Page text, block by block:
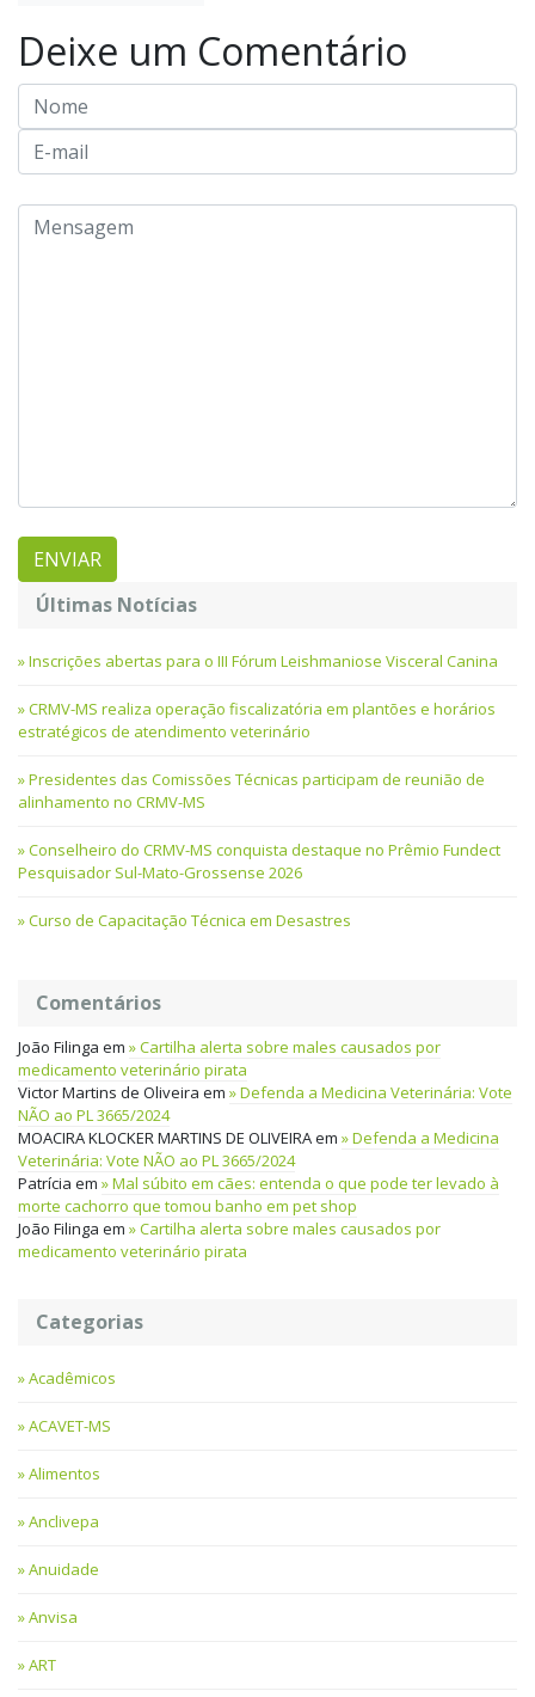
Deixe um Comentário
Últimas Notícias
Inscrições abertas para o III Fórum Leishmaniose Visceral Canina
CRMV-MS realiza operação fiscalizatória em plantões e horários
estratégicos de atendimento veterinário
Presidentes das Comissões Técnicas participam de reunião de
alinhamento no CRMV-MS
Conselheiro do CRMV-MS conquista destaque no Prêmio Fundect
Pesquisador Sul-Mato-Grossense 2026
Curso de Capacitação Técnica em Desastres
Comentários
João Filinga em
Cartilha alerta sobre males causados por
medicamento veterinário pirata
Victor Martins de Oliveira em
Defenda a Medicina Veterinária: Vote
NÃO ao PL 3665/2024
MOACIRA KLOCKER MARTINS DE OLIVEIRAem
Defenda a Medicina
Veterinária: Vote NÃO ao PL 3665/2024
Patrícia em
Mal súbito em cães: entenda o que pode ter levado à
morte cachorro que tomou banho em pet shop
João Filinga em
Cartilha alerta sobre males causados por
medicamento veterinário pirata
Categorias
Acadêmicos
ACAVET-MS
Alimentos
Anclivepa
Anuidade
Anvisa
ART